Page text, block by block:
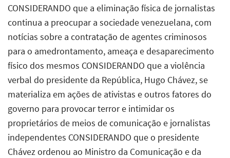
CONSIDERANDO que a eliminação física de jornalistas
continua a preocupar a sociedade venezuelana, com
notícias sobre a contratação de agentes criminosos
para o amedrontamento, ameaça e desaparecimento
físico dos mesmos CONSIDERANDO que a violência
verbal do presidente da República, Hugo Chávez, se
materializa em ações de ativistas e outros fatores do
governo para provocar terror e intimidar os
proprietários de meios de comunicação e jornalistas
independentes CONSIDERANDO que o presidente
Chávez ordenou ao Ministro da Comunicação e da